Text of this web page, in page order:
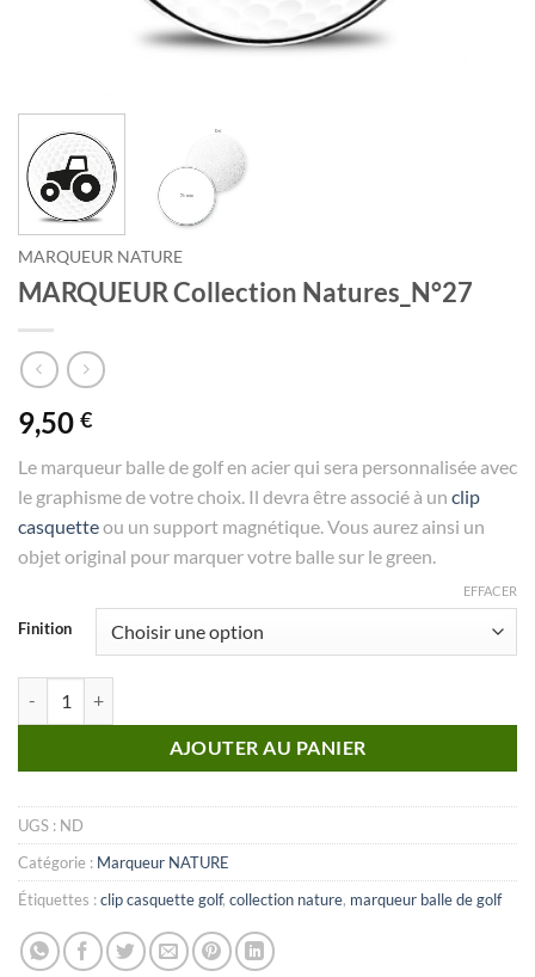
MARQUEUR NATURE
MARQUEUR Collection Natures_N°27
9,50 €
Le marqueur balle de golf en acier qui sera personnalisée avec
le graphisme de votre choix. Il devra être associé à un clip
casquetteou un support magnétique. Vous aurez ainsi un
objet original pour marquer votre balle sur le green.
Finition
EFFACER
AJOUTER AU PANIER
UGS : ND
Catégorie : Marqueur NATURE
Étiquettes :clip casquette golf, collection nature, marqueur balle de golf